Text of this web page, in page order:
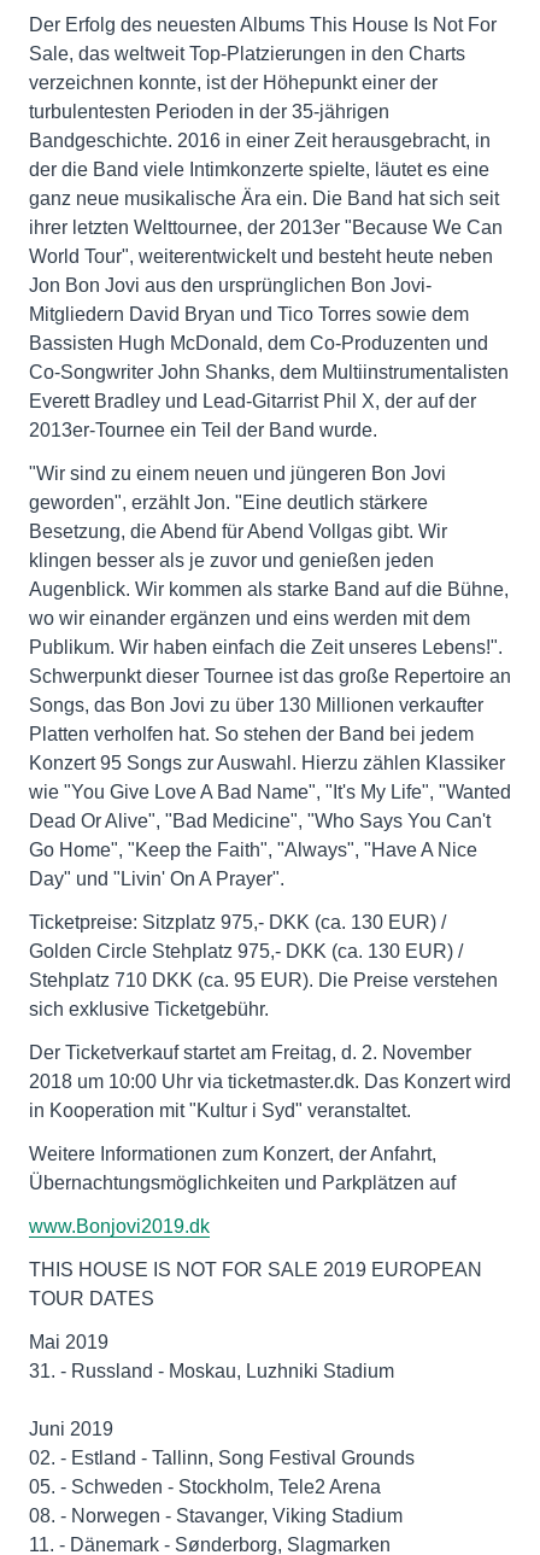
Der Erfolg des neuesten Albums This House Is Not For
Sale, das weltweit Top-Platzierungen in den Charts
verzeichnen konnte, ist der Höhepunkt einer der
turbulentesten Perioden in der 35-jährigen
Bandgeschichte. 2016 in einer Zeit herausgebracht, in
der die Band viele Intimkonzerte spielte, läutet es eine
ganz neue musikalische Ära ein. Die Band hat sich seit
ihrer letzten Welttournee, der 2013er "Because We Can
World Tour", weiterentwickelt und besteht heute neben
Jon Bon Jovi aus den ursprünglichen Bon Jovi-
Mitgliedern David Bryan und Tico Torres sowie dem
Bassisten Hugh McDonald, dem Co-Produzenten und
Co-Songwriter John Shanks, dem Multiinstrumentalisten
Everett Bradley und Lead-Gitarrist Phil X, der auf der
2013er-Tournee ein Teil der Band wurde.
"Wir sind zu einem neuen und jüngeren Bon Jovi
geworden", erzählt Jon. "Eine deutlich stärkere
Besetzung, die Abend für Abend Vollgas gibt. Wir
klingen besser als je zuvor und genießen jeden
Augenblick. Wir kommen als starke Band auf die Bühne,
wo wir einander ergänzen und eins werden mit dem
Publikum. Wir haben einfach die Zeit unseres Lebens!".
Schwerpunkt dieser Tournee ist das große Repertoire an
Songs, das Bon Jovi zu über 130 Millionen verkaufter
Platten verholfen hat. So stehen der Band bei jedem
Konzert 95 Songs zur Auswahl. Hierzu zählen Klassiker
wie "You Give Love A Bad Name", "It's My Life", "Wanted
Dead Or Alive", "Bad Medicine", "Who Says You Can't
Go Home", "Keep the Faith", "Always", "Have A Nice
Day" und "Livin' On A Prayer".
Ticketpreise: Sitzplatz 975,- DKK (ca. 130 EUR) /
Golden Circle Stehplatz 975,- DKK (ca. 130 EUR) /
Stehplatz 710 DKK (ca. 95 EUR). Die Preise verstehen
sich exklusive Ticketgebühr.
Der Ticketverkauf startet am Freitag, d. 2. November
2018 um 10:00 Uhr via ticketmaster.dk. Das Konzert wird
in Kooperation mit "Kultur i Syd" veranstaltet.
Weitere Informationen zum Konzert, der Anfahrt,
Übernachtungsmöglichkeiten und Parkplätzen auf
www.Bonjovi2019.dk
THIS HOUSE IS NOT FOR SALE 2019 EUROPEAN
TOUR DATES
Mai 2019
31. - Russland - Moskau, Luzhniki Stadium
Juni 2019
02. - Estland - Tallinn, Song Festival Grounds
05. - Schweden - Stockholm, Tele2 Arena
08. - Norwegen - Stavanger, Viking Stadium
11. - Dänemark - Sønderborg, Slagmarken